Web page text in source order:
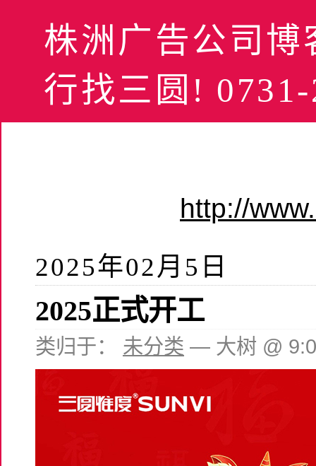
株洲广告公司
行找三圆!
http://
2025年02月5日
2025正式开工
类归于： 未分类 — 大树 @